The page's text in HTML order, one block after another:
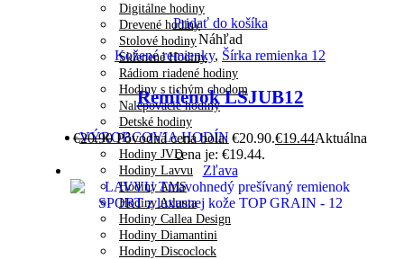
Digitálne hodiny
Drevené hodiny
Stolové hodiny
Sklenené Hodiny
Rádiom riadené hodiny
Hodiny s tichým chodom
Nalepovacie hodiny
Detské hodiny
VÝROBCOVIA HODÍN
Hodiny JVD
Hodiny Lavvu
Hodiny AMS
Hodiny Atlanta
Hodiny Callea Design
Hodiny Diamantini
Hodiny Discoclock
Pridať do košíka
Náhľad
Kožené remienky, Šírka remienka 12
Remienok LSJUB12
€20.90 Pôvodná cena bola: €20.90.€19.44Aktuálna
cena je: €19.44.
Zľava